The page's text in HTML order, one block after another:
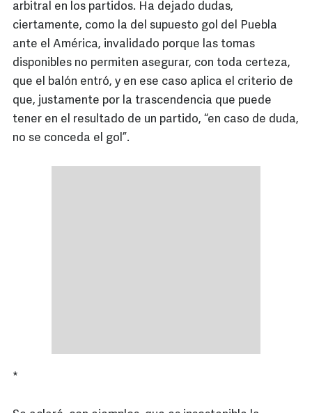
arbitral en los partidos. Ha dejado dudas,
ciertamente, como la del supuesto gol del Puebla
ante el América, invalidado porque las tomas
disponibles no permiten asegurar, con toda certeza,
que el balón entró, y en ese caso aplica el criterio de
que, justamente por la trascendencia que puede
tener en el resultado de un partido, “en caso de duda,
no se conceda el gol”.
*